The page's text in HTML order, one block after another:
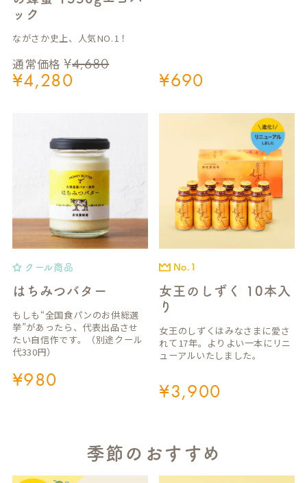
ック
通常価格 ¥4,680
¥4,280
ながさか史上、人気NO.1！
¥690
はちみつバター
クール商品
¥980
もしも“全国食パンのお供総選
挙”があったら、代表出品させ
たい自信作です。（別途クール
代330円）
女王のしずく 10本入
り
No.1
¥3,900
女王のしずくはみなさまに愛さ
れて17年。よりよい一本にリニ
ューアルいたしました。
季節のおすすめ